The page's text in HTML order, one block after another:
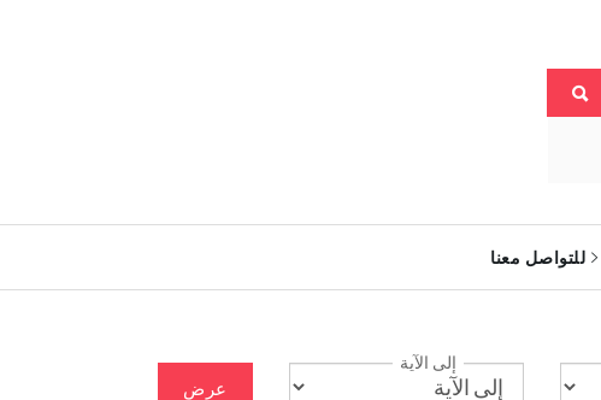
للتواصل معنا
إلى الآية
عرض